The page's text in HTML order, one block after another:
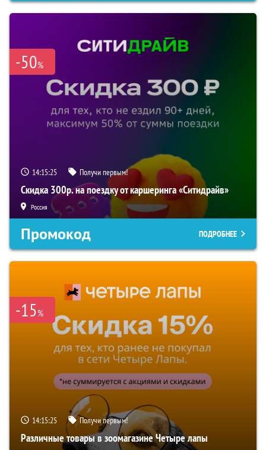
-50%
14:15:24 Получи первым!
Скидка 300р. на поездку от каршеринга «Ситидрайв»
Россия
Промокод ПОДРОБНЕЕ
-15%
14:15:24 Получи первым!
Различные товары в зоомагазине Четыре лапы